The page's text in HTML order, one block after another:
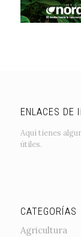
ENLACES DE
Aquí tienes
útiles.
CATEGORÍAS
Agricultura